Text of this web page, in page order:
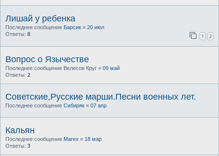
Лишай у ребенка
Последнее сообщение Барсик « 20 июл
Ответы: 8 1 2
Вопрос о Язычестве
Последнее сообщение Велесов Круг « 09 май
Ответы: 2
Советские,Русские марши.Песни военных лет.
Последнее сообщение Сибиряк « 07 апр
Кальян
Последнее сообщение Marex « 18 мар
Ответы: 3